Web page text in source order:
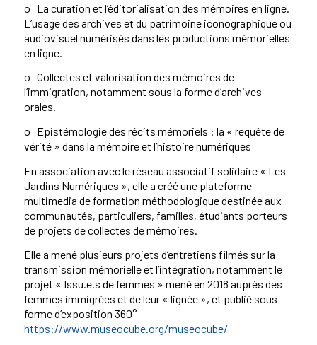
o La curation et l’éditorialisation des mémoires en ligne.
L’usage des archives et du patrimoine iconographique ou
audiovisuel numérisés dans les productions mémorielles
en ligne.
o Collectes et valorisation des mémoires de
l’immigration, notamment sous la forme d’archives
orales.
o Epistémologie des récits mémoriels : la « requête de
vérité » dans la mémoire et l’histoire numériques
En association avec le réseau associatif solidaire « Les
Jardins Numériques », elle a créé une plateforme
multimedia de formation méthodologique destinée aux
communautés, particuliers, familles, étudiants porteurs
de projets de collectes de mémoires.
Elle a mené plusieurs projets d’entretiens filmés sur la
transmission mémorielle et l’intégration, notamment le
projet « Issu.e.s de femmes » mené en 2018 auprès des
femmes immigrées et de leur « lignée », et publié sous
forme d’exposition 360°
https://www.museocube.org/museocube/